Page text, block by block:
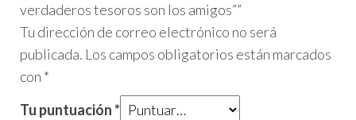
verdaderos tesoros son los amigos””
Tu dirección de correo electrónico no será
publicada. Los campos obligatorios están marcados
con *
Tu puntuación*